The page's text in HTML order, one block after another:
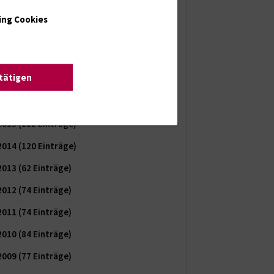
2020
(154 Einträge)
(83 Einträge)
(122 Einträge)
(120 Einträge)
(62 Einträge)
(74 Einträge)
(74 Einträge)
(84 Einträge)
(77 Einträge)
Cookies